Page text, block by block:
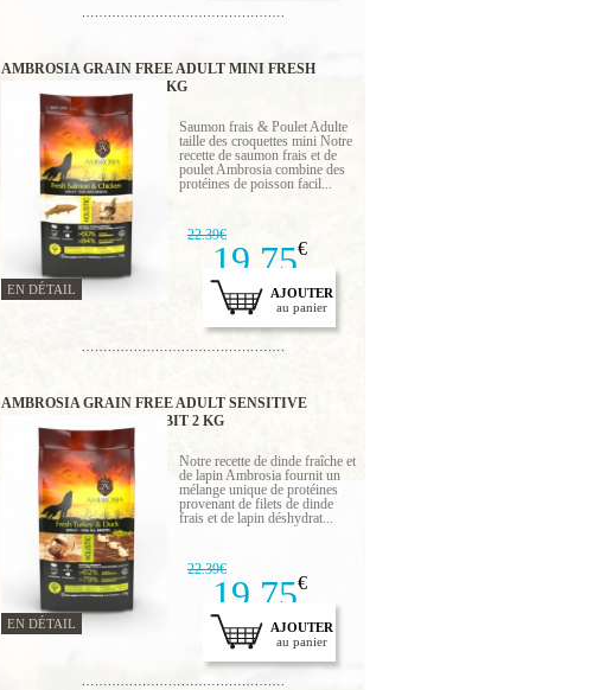
AMBROSIA GRAIN FREE ADULT MINI FRESH
SALMON & CHICKEN 2 KG
Saumon frais & Poulet Adulte
taille des croquettes mini Notre
recette de saumon frais et de
poulet Ambrosia combine des
protéines de poisson facil...
22.39€
19.75€
AJOUTER
au panier
EN DÉTAIL
AMBROSIA GRAIN FREE ADULT SENSITIVE
FRESH TURKEY & RABBIT 2 KG
Notre recette de dinde fraîche et
de lapin Ambrosia fournit un
mélange unique de protéines
provenant de filets de dinde
frais et de lapin déshydrat...
22.39€
19.75€
AJOUTER
au panier
EN DÉTAIL